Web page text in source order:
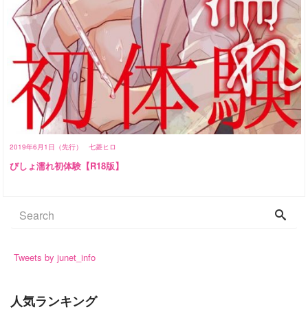
2019年6月1日（先行） 七菱ヒロ
びしょ濡れ初体験【R18版】
Tweets by junet_info
人気ランキング